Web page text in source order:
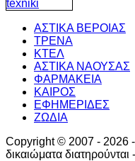
ΑΣΤΙΚΑ ΒΕΡΟΙΑΣ
ΤΡΕΝΑ
ΚΤΕΛ
ΑΣΤΙΚΑ ΝΑΟΥΣΑΣ
ΦΑΡΜΑΚΕΙΑ
ΚΑΙΡΟΣ
ΕΦΗΜΕΡΙΔΕΣ
ΖΩΔΙΑ
Copyright © 2007 - 2026
δικαιώματα